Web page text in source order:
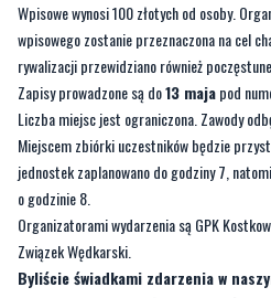
Wpisowe wynosi 100 złotych od osoby.
wpisowego zostanie przeznaczona na cel
rywalizacji przewidziano również
Zapisy prowadzone są do13 majapod
Liczba miejsc jest ograniczona. Zawody
Miejscem zbiórki uczestników będzie
jednostek zaplanowano do godziny 7,
o godzinie 8.
Organizatorami wydarzenia są GPK
Związek Wędkarski.
Byliście świadkami zdarzenia w